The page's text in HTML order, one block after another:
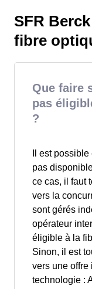
SFR
fibre
Que faire
pas
?
Il est
pas
ce cas, il faut
vers la
sont gérés
opérateur
éligible à la
Sinon, il est
vers une offre
technologie :